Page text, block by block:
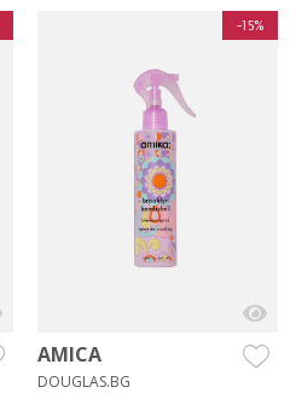
-15%
AMICA
DOUGLAS.BG